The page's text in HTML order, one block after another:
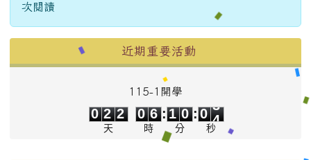
次閱讀
左邊區域內容 近期重要活動
115-1開學
0 2 2
天
0
0
6
6
時
:
1
1
0
0
分
: 0 3
秒